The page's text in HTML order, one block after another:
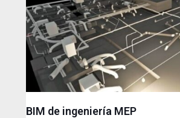
BIM de ingeniería MEP